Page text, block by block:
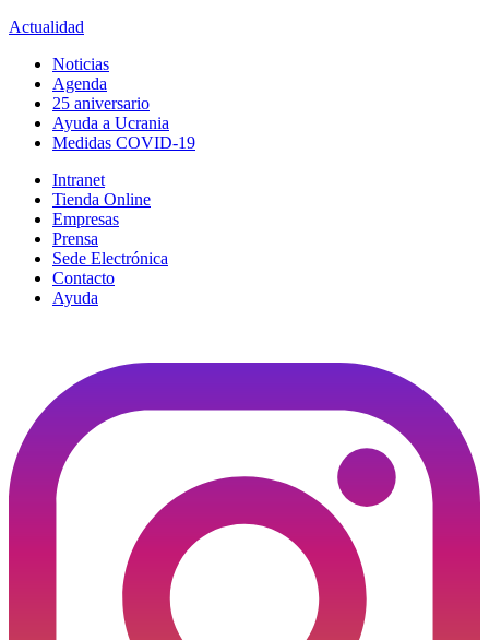
Actualidad
Noticias
Agenda
25 aniversario
Ayuda a Ucrania
Medidas COVID-19
Intranet
Tienda Online
Empresas
Prensa
Sede Electrónica
Contacto
Ayuda